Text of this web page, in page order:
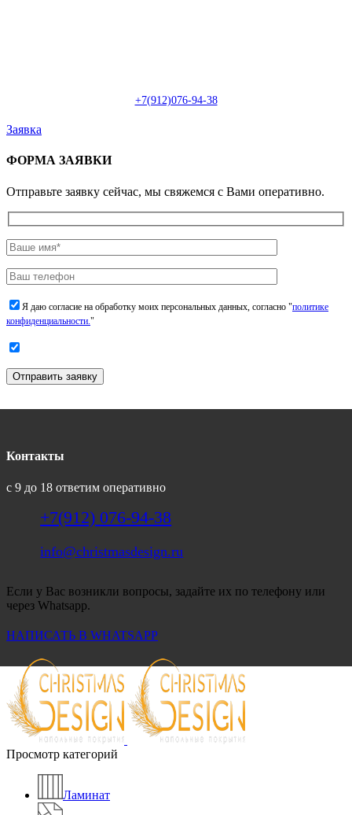
+7(912)076-94-38
Заявка
ФОРМА ЗАЯВКИ
Отправьте заявку сейчас, мы свяжемся с Вами оперативно.
Я даю согласие на обработку моих персональных данных, согласно "политике
конфиденциальности."
Отправить заявку
Контакты
с 9 до 18 ответим оперативно
+7(912) 076-94-38
info@christmasdesign.ru
Если у Вас возникли вопросы, задайте их по телефону или
через Whatsapp.
НАПИСАТЬ В WHATSAPP
Просмотр категорий
Ламинат